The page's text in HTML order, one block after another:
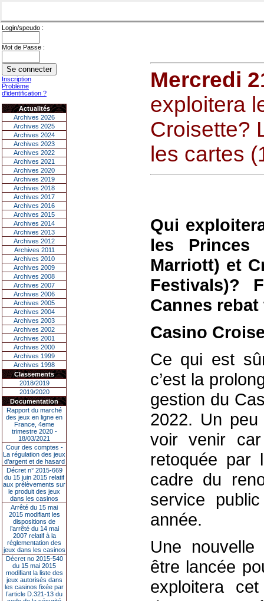
Login/speudo :
Mot de Passe :
Inscription
Problème
d'identification ?
Actualités
Archives 2026
Archives 2025
Archives 2024
Archives 2023
Archives 2022
Archives 2021
Archives 2020
Archives 2019
Archives 2018
Archives 2017
Archives 2016
Archives 2015
Archives 2014
Archives 2013
Archives 2012
Archives 2011
Archives 2010
Archives 2009
Archives 2008
Archives 2007
Archives 2006
Archives 2005
Archives 2004
Archives 2003
Archives 2002
Archives 2001
Archives 2000
Archives 1999
Archives 1998
Classements
2018/2019
2019/2020
Documentation
Rapport du marché
des jeux en ligne en
France, 4eme
trimestre 2020 -
18/03/2021
Cour des comptes -
La régulation des jeux
d’argent et de hasard
Décret n° 2015-669
du 15 juin 2015 relatif
aux prélèvements sur
le produit des jeux
dans les casinos
Arrêté du 15 mai
2015 modifiant les
dispositions de
l’arrêté du 14 mai
2007 relatif à la
réglementation des
jeux dans les casinos
Décret no 2015-540
du 15 mai 2015
modifiant la liste des
jeux autorisés dans
les casinos fixée par
l’article D.321-13 du
Mercredi
exploitera
Croisette?
les cartes
Qui
les Princes
Marriott) et
Festivals)?
Cannes
Casino
Ce qui est
c’est la
gestion du
2022. Un
voir venir
retoquée par
cadre du
service
année.
Une nouvelle
être lancée
exploitera